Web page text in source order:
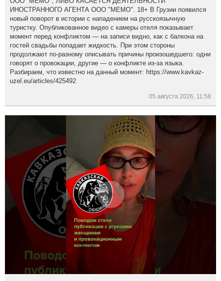
ИНОСТРАННОГО АГЕНТА ООО "МЕМО". 18+ В Грузии появился
новый поворот в истории с нападением на русскоязычную
туристку. Опубликованное видео с камеры отеля показывает
момент перед конфликтом — на записи видно, как с балкона на
гостей свадьбы попадает жидкость. При этом стороны
продолжают по-разному описывать причины произошедшего: одни
говорят о провокации, другие — о конфликте из-за языка.
Разбираем, что известно на данный момент: https://www.kavkaz-
uzel.eu/articles/425492
05 августа 2026, 11:58